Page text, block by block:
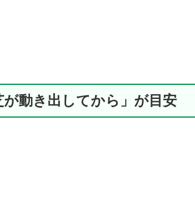
動き出してから」が目安